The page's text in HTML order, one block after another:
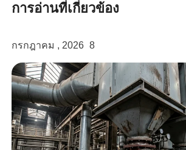
การอ่านที่เกี่ยวข้อง
กรกฎาคม , 2026 8